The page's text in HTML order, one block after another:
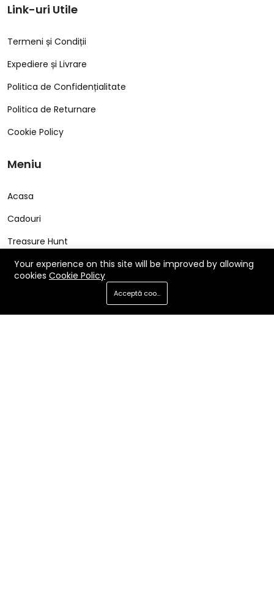
Link-uri Utile
Termeni și Condiții
Expediere și Livrare
Politica de Confidențialitate
Politica de Returnare
Cookie Policy
Meniu
Acasa
Cadouri
Treasure Hunt
Cerere Produs
Your experience on this site will be improved by allowing
cookies Cookie Policy
Acceptă cookie-uri